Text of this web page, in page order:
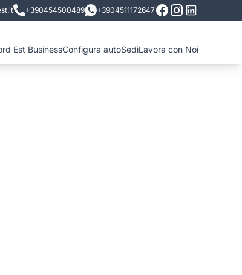
+390454500489 +3904511172647
Est BusinessConfigura autoSediLavora con Noi